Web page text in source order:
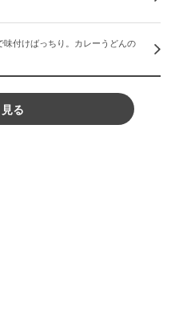
味付けばっちり。カレーうどんの
る